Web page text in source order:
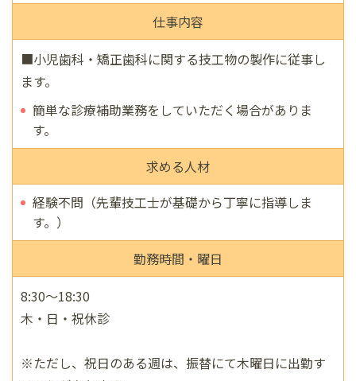
仕事内容
■小児歯科・矯正歯科に関する技工物の製作に従事し
ます。
簡単な診療補助業務をしていただく場合がありま
す。
求める人材
経験不問（先輩技工士が基礎から丁寧に指導しま
す。）
勤務時間・曜日
8:30～18:30
木・日・祝休診
※ただし、祝日のある週は、振替にて木曜日に出勤す